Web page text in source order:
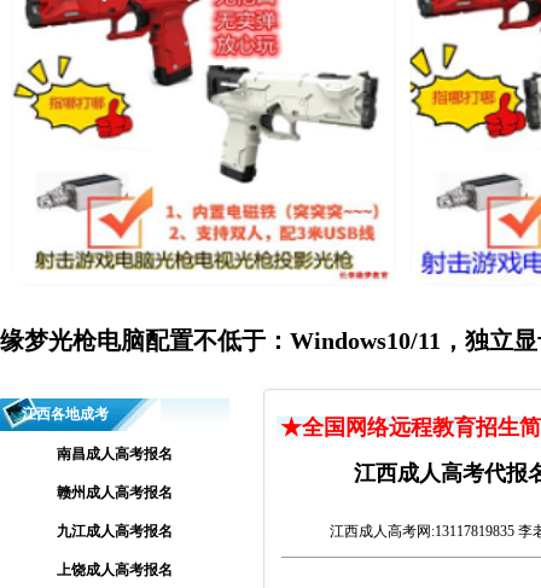
缘梦光枪电脑配置不低于：Windows10/11，独立
江西各地成考
南昌成人高考报名
赣州成人高考报名
九江成人高考报名
上饶成人高考报名
★全国网络远程教育招生
江西成人高考代报
江西成人高考网 :13117819835